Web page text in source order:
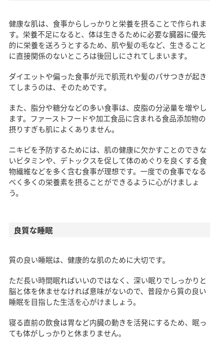
健康な肌は、食事からしっかりと栄養を摂ることで作られま
す。栄養不足になると、体は生きるために必要な臓器に優先
的に栄養を送ろうとするため、肌や髪の毛など、生きること
に直接関係のないところは後回しにされてしまいます。
ダイエットや偏った食事が元で肌荒れや髪のパサつきが起き
てしまうのは、そのためです。
また、脂分や糖分などの多い食事は、皮脂の分泌量を増やし
ます。ファーストフードや加工食品に含まれる食品添加物の
摂りすぎも肌によくありません。
ニキビを予防するためには、肌の健康に欠かすことのできな
いビタミンや、デトックスを促して体のめぐりを良くする食
物繊維などを多く含む食事が理想です。一度での食事でなる
べく多くの栄養素を摂ることができるように心がけましょ
う。
良質な睡眠
質の良い睡眠は、健康的な肌のために大切です。
ただ長い時間眠ればいいのではなく、深い眠りでしっかりと
脳と体を休ませなければ意味がないので、普段から質の良い
睡眠を目指した生活を心がけましょう。
寝る直前の飲食は胃など内臓の動きを活発にするため、眠っ
ても体がしっかりと休まりません。